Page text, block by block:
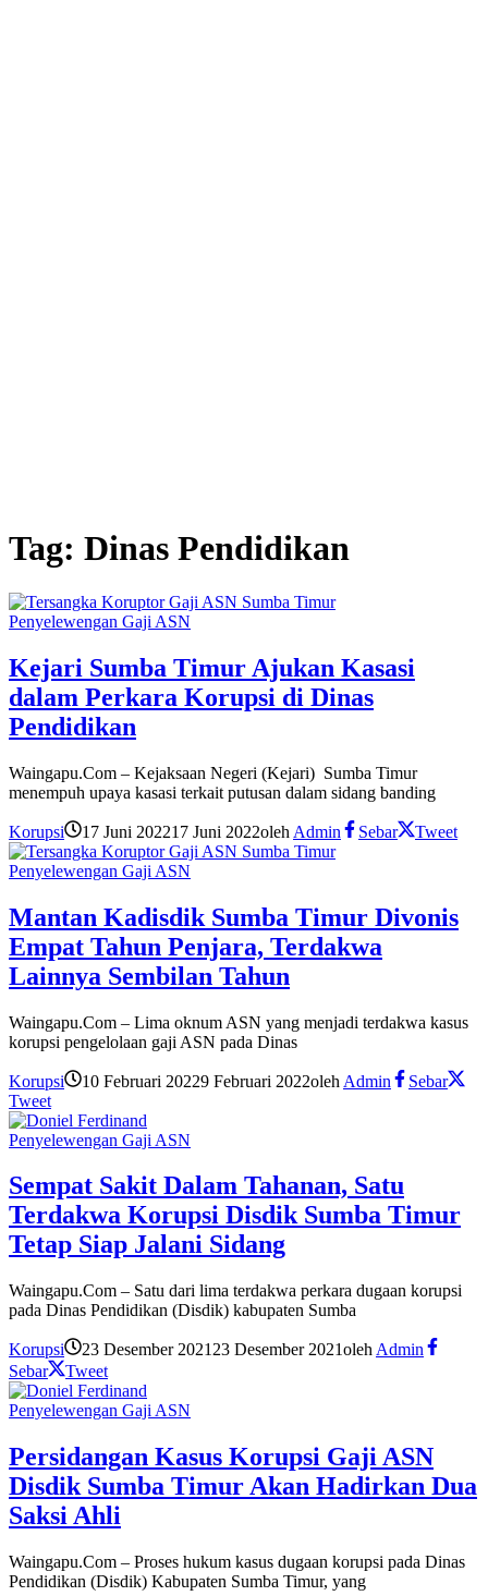
Tag: Dinas Pendidikan
Penyelewengan Gaji ASN
Kejari Sumba Timur Ajukan Kasasi
dalam Perkara Korupsi di Dinas
Pendidikan
Waingapu.Com – Kejaksaan Negeri (Kejari) Sumba Timur
menempuh upaya kasasi terkait putusan dalam sidang banding
Korupsi 17 Juni 202217 Juni 2022oleh Admin Sebar Tweet
Penyelewengan Gaji ASN
Mantan Kadisdik Sumba Timur Divonis
Empat Tahun Penjara, Terdakwa
Lainnya Sembilan Tahun
Waingapu.Com – Lima oknum ASN yang menjadi terdakwa kasus
korupsi pengelolaan gaji ASN pada Dinas
Korupsi 10 Februari 20229 Februari 2022oleh Admin
Sebar
Tweet
Penyelewengan Gaji ASN
Sempat Sakit Dalam Tahanan, Satu
Terdakwa Korupsi Disdik Sumba Timur
Tetap Siap Jalani Sidang
Waingapu.Com – Satu dari lima terdakwa perkara dugaan korupsi
pada Dinas Pendidikan (Disdik) kabupaten Sumba
Korupsi 23 Desember 2021 23 Desember 2021oleh Admin
Sebar
Tweet
Penyelewengan Gaji ASN
Persidangan Kasus Korupsi Gaji ASN
Disdik Sumba Timur Akan Hadirkan Dua
Saksi Ahli
Waingapu.Com – Proses hukum kasus dugaan korupsi pada Dinas
Pendidikan (Disdik) Kabupaten Sumba Timur, yang